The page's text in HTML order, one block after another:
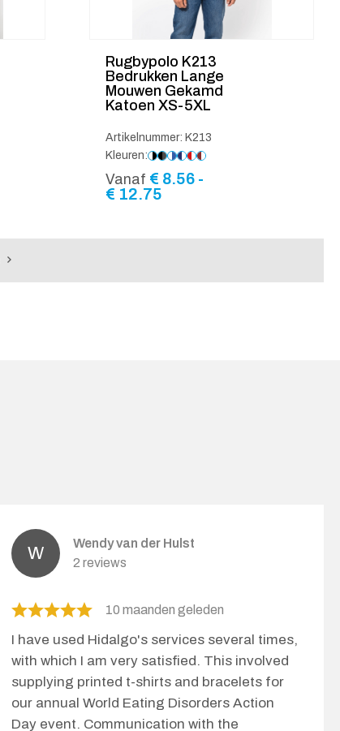
Rugbypolo K213
Bedrukken Lange
Mouwen Gekamd
Katoen XS-5XL
Artikelnummer: K213
Kleuren:
Vanaf € 8.56 -
€ 12.75
€ 12.75
Wendy van der Hulst
2 reviews
10 maanden geleden
I have used Hidalgo's services several times,
with which I am very satisfied. This involved
supplying printed t-shirts and bracelets for
our annual World Eating Disorders Action
Day event. Communication with the